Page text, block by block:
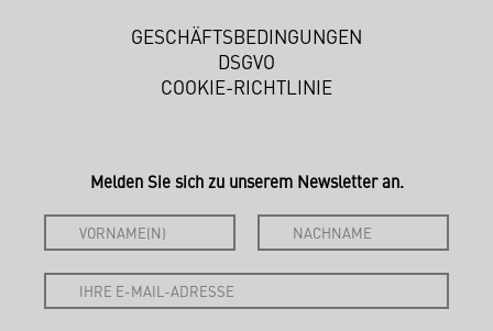
GESCHÄFTSBEDINGUNGEN
DSGVO
COOKIE-RICHTLINIE
Melden Sie sich zu unserem Newsletter an.